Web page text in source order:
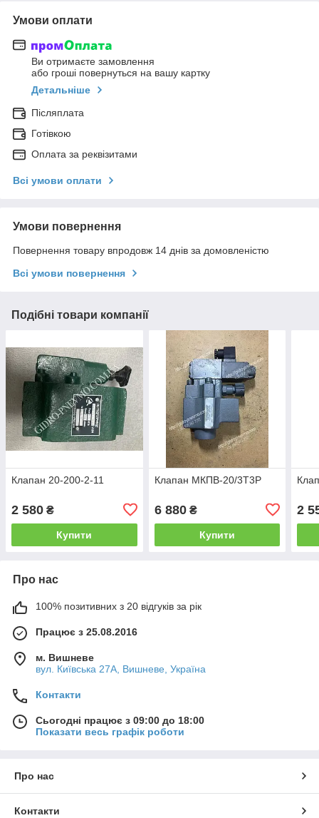
Умови оплати
Ви отримаєте замовлення
або гроші повернуться на вашу картку
Детальніше
Післяплата
Готівкою
Оплата за реквізитами
Всі умови оплати
Умови повернення
Повернення товару впродовж 14 днів за домовленістю
Всі умови повернення
Подібні товари компанії
Клапан 20-200-2-11
2 580 ₴
Купити
Клапан МКПВ-20/3Т3Р
6 880₴
Купити
2
Про нас
100% позитивних з 20 відгуків за рік
Працює з 25.08.2016
м. Вишневе
вул. Київська 27А, Вишневе, Україна
Контакти
Сьогодні працює з 09:00 до 18:00
Показати весь графік роботи
Про нас
Контакти